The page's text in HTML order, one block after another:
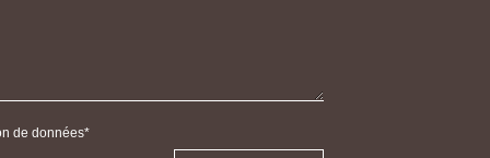
de données